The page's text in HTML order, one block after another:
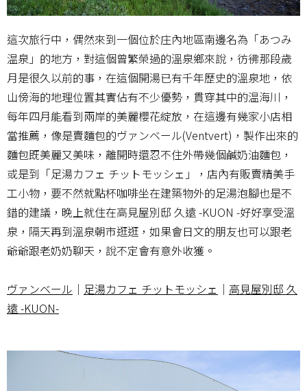
這次旅行中，偶然來到一個位於庄內地區南邊名為「あつみ
温泉」的地方，對這個曾繁榮過的溫泉鄉來說，彷彿那段歲
月是很久以前的事，在這個開湯已有千年歷史的溫泉地，依
山傍海的地理位置其實佔有不少優勢，貫穿其中的温海川，
每年四月能看到兩岸的美麗櫻花綻放，在這邊有幾家小店相
當推薦，像是賣麵包的ヴァンベール(Ventvert)，製作出來的
麵包既美麗又美味，離開時還忍不住外帶幾個鹹奶油麵包，
或是到「足湯カフェ チットモッシェ」，店內有販賣精美手
工小物，要不然就點杯咖啡坐在建築物外的足湯泡腳也是不
錯的建議，晚上就住在高見屋別邸 久遠 -KUON -好好享受溫
泉，隔天再到溫泉朝市逛逛，如果會日文的朋友也可以跟老
爺爺跟老奶奶聊天，說不定會有意外收獲。
ヴァンベール ｜ 足湯カフェ チットモッシェ ｜ 高見屋別邸 久
遠 -KUON-